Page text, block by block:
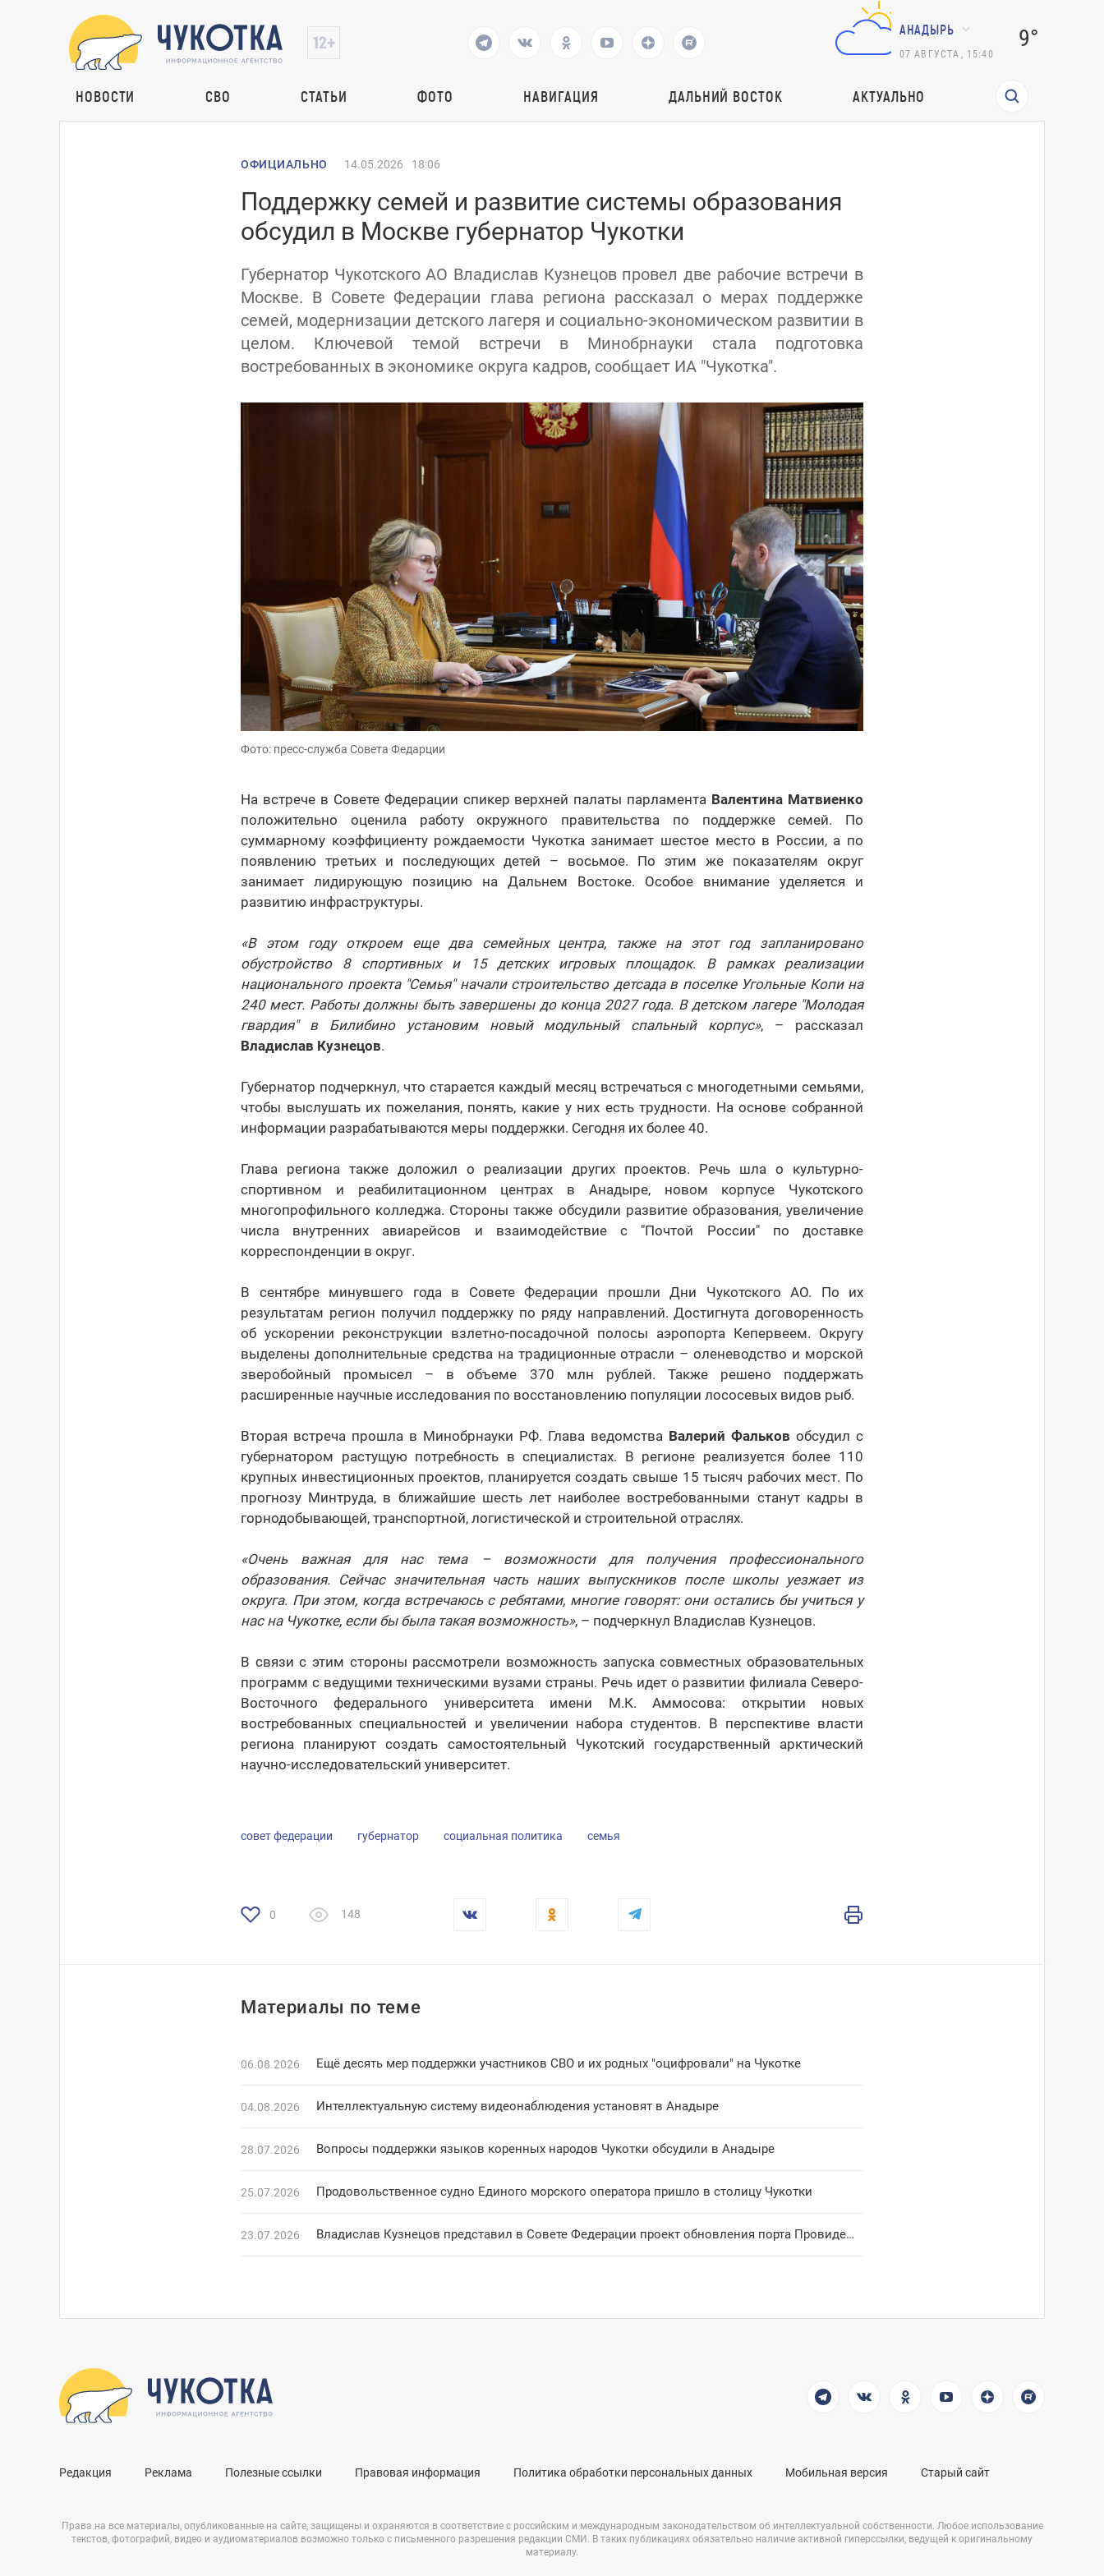
АНАДЫРЬ
07 АВГУСТА 15:40
9°
НОВОСТИ СВО СТАТЬИ ФОТО НАВИГАЦИЯ ДАЛЬНИЙ ВОСТОК АКТУАЛЬНО
ОФИЦИАЛЬНО 14.05.2026 18:06
Поддержку семей и развитие системы образования
обсудил в Москве губернатор Чукотки
Губернатор Чукотского АО Владислав Кузнецов провел две рабочие встречи в
Москве. В Совете Федерации глава региона рассказал о мерах поддержке
семей, модернизации детского лагеря и социально-экономическом развитии в
целом. Ключевой темой встречи в Минобрнауки стала подготовка
востребованных в экономике округа кадров, сообщает ИА "Чукотка".
Фото: пресс-служба Совета Федарции
На встрече в Совете Федерации спикер верхней палаты парламента Валентина Матвиенко
положительно оценила работу окружного правительства по поддержке семей. По
суммарному коэффициенту рождаемости Чукотка занимает шестое место в России, а по
появлению третьих и последующих детей – восьмое. По этим же показателям округ
занимает лидирующую позицию на Дальнем Востоке. Особое внимание уделяется и
развитию инфраструктуры.
«В этом году откроем еще два семейных центра, также на этот год запланировано
обустройство 8 спортивных и 15 детских игровых площадок. В рамках реализации
национального проекта "Семья" начали строительство детсада в поселке Угольные Копи на
240 мест. Работы должны быть завершены до конца 2027 года. В детском лагере "Молодая
гвардия" в Билибино установим новый модульный спальный корпус», – рассказал
Владислав Кузнецов.
Губернатор подчеркнул, что старается каждый месяц встречаться с многодетными семьями,
чтобы выслушать их пожелания, понять, какие у них есть трудности. На основе собранной
информации разрабатываются меры поддержки. Сегодня их более 40.
Глава региона также доложил о реализации других проектов. Речь шла о культурно-
спортивном и реабилитационном центрах в Анадыре, новом корпусе Чукотского
многопрофильного колледжа. Стороны также обсудили развитие образования, увеличение
числа внутренних авиарейсов и взаимодействие с "Почтой России" по доставке
корреспонденции в округ.
В сентябре минувшего года в Совете Федерации прошли Дни Чукотского АО. По их
результатам регион получил поддержку по ряду направлений. Достигнута договоренность
об ускорении реконструкции взлетно-посадочной полосы аэропорта Кепервеем. Округу
выделены дополнительные средства на традиционные отрасли – оленеводство и морской
зверобойный промысел – в объеме 370 млн рублей. Также решено поддержать
расширенные научные исследования по восстановлению популяции лососевых видов рыб.
Вторая встреча прошла в Минобрнауки РФ. Глава ведомства Валерий Фальков обсудил с
губернатором растущую потребность в специалистах. В регионе реализуется более 110
крупных инвестиционных проектов, планируется создать свыше 15 тысяч рабочих мест. По
прогнозу Минтруда, в ближайшие шесть лет наиболее востребованными станут кадры в
горнодобывающей, транспортной, логистической и строительной отраслях.
«Очень важная для нас тема – возможности для получения профессионального
образования. Сейчас значительная часть наших выпускников после школы уезжает из
округа. При этом, когда встречаюсь с ребятами, многие говорят: они остались бы учиться у
нас на Чукотке, если бы была такая возможность», – подчеркнул Владислав Кузнецов.
В связи с этим стороны рассмотрели возможность запуска совместных образовательных
программ с ведущими техническими вузами страны. Речь идет о развитии филиала Северо-
Восточного федерального университета имени М.К. Аммосова: открытии новых
востребованных специальностей и увеличении набора студентов. В перспективе власти
региона планируют создать самостоятельный Чукотский государственный арктический
научно-исследовательский университет.
совет федерации губернатор социальная политика семья
0 148
Материалы по теме
06.08.2026 Ещё десять мер поддержки участников СВО и их родных "оцифровали" на Чукотке
04.08.2026 Интеллектуальную систему видеонаблюдения установят в Анадыре
28.07.2026 Вопросы поддержки языков коренных народов Чукотки обсудили в Анадыре
25.07.2026 Продовольственное судно Единого морского оператора пришло в столицу Чукотки
23.07.2026 Владислав Кузнецов представил в Совете Федерации проект обновления порта Провидения
Редакция Реклама Полезные ссылки Правовая информация Политика обработки персональных данных Мобильная версия Старый сайт
Права на все материалы, опубликованные на сайте, защищены и охраняются в соответствие с российским и международным законодательством об интеллектуальной собственности. Любое использование
текстов, фотографий, видео и аудиоматериалов возможно только с письменного разрешения редакции СМИ. В таких публикациях обязательно наличие активной гиперссылки, ведущей к оригинальному
материалу.